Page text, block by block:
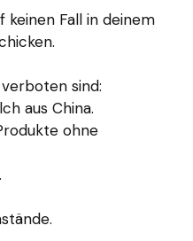
keinen Fall in deinem
sind:
aus China.
ohne